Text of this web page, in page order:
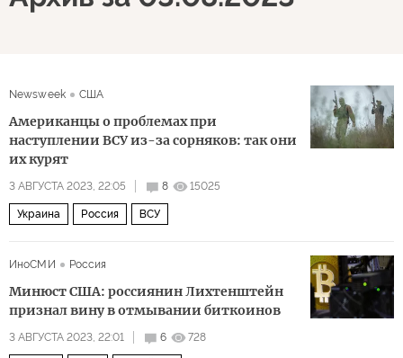
Newsweek США
Американцы о проблемах при
наступлении ВСУ из-за сорняков: так они
их курят
3 АВГУСТА 2023, 22:05 8 15025
Украина Россия ВСУ
ИноСМИ Россия
Минюст США: россиянин Лихтенштейн
признал вину в отмывании биткоинов
3 АВГУСТА 2023, 22:01 6 728